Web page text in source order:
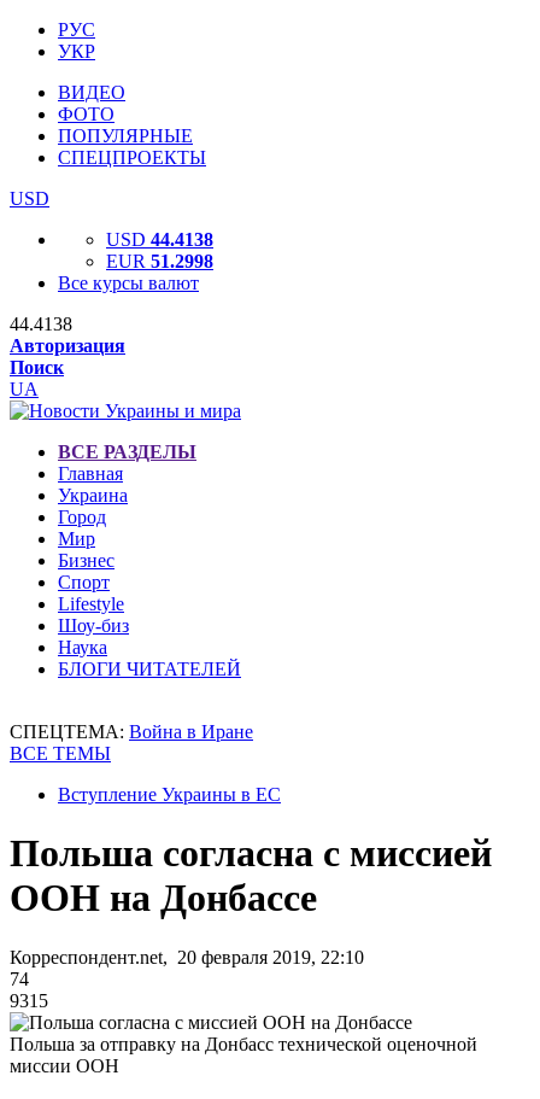
РУС
УКР
ВИДЕО
ФОТО
ПОПУЛЯРНЫЕ
СПЕЦПРОЕКТЫ
USD
USD 44.4138
EUR 51.2998
Все курсы валют
44.4138
Авторизация
Поиск
UA
ВСЕ РАЗДЕЛЫ
Главная
Украина
Город
Мир
Бизнес
Спорт
Lifestyle
Шоу-биз
Наука
БЛОГИ ЧИТАТЕЛЕЙ
СПЕЦТЕМА: Война в Иране
ВСЕ ТЕМЫ
Вступление Украины в ЕС
Польша согласна с миссией
ООН на Донбассе
Корреспондент.net, 20 февраля 2019, 22:10
74
9315
Польша за отправку на Донбасс технической оценочной
миссии ООН